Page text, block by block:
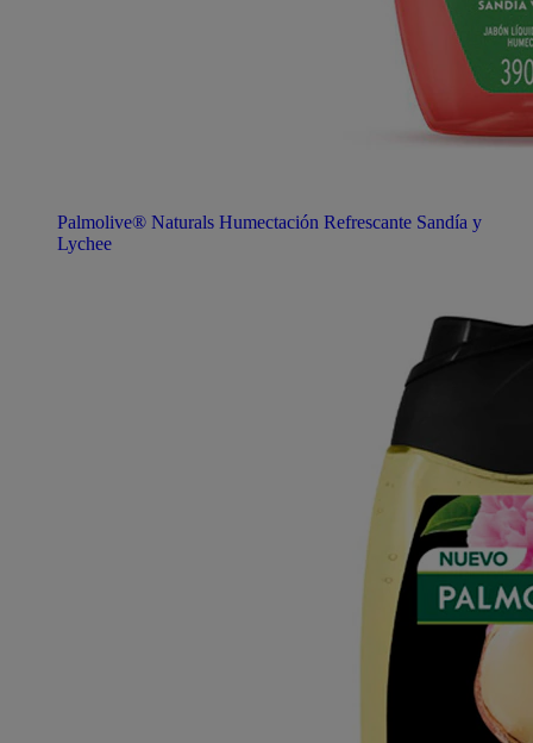
Palmolive® Naturals Humectación Refrescante Sandía y
Lychee